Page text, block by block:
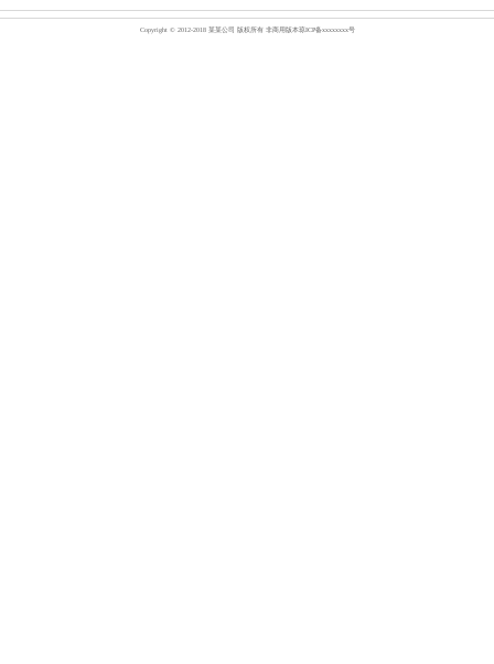
Copyright © 2012-2018 某某公司 版权所有 非商用版本琼ICP备xxxxxxxx号